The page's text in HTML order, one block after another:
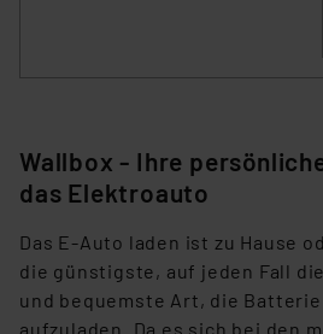
Wallbox - Ihre
das Elektroauto
Das E-Auto laden ist zu Hause
die günstigste, auf jeden Fall
und bequemste Art, die Batterie
aufzuladen. Da es sich bei den